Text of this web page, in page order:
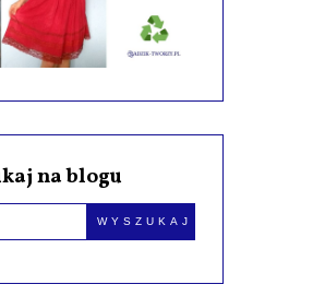
na blogu